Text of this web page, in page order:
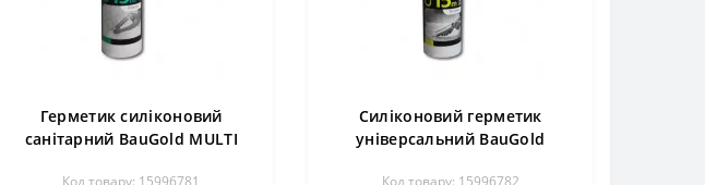
Герметик силіконовий
санітарний BauGold MULTI
Силіконовий герметик
універсальний BauGold